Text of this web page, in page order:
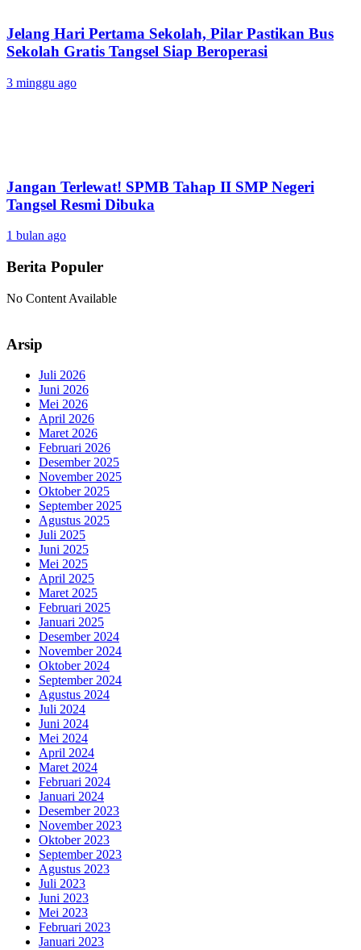
Jelang Hari Pertama Sekolah, Pilar Pastikan Bus
Sekolah Gratis Tangsel Siap Beroperasi
3 minggu ago
Jangan Terlewat! SPMB Tahap II SMP Negeri
Tangsel Resmi Dibuka
1 bulan ago
Berita Populer
No Content Available
Arsip
Juli 2026
Juni 2026
Mei 2026
April 2026
Maret 2026
Februari 2026
Desember 2025
November 2025
Oktober 2025
September 2025
Agustus 2025
Juli 2025
Juni 2025
Mei 2025
April 2025
Maret 2025
Februari 2025
Januari 2025
Desember 2024
November 2024
Oktober 2024
September 2024
Agustus 2024
Juli 2024
Juni 2024
Mei 2024
April 2024
Maret 2024
Februari 2024
Januari 2024
Desember 2023
November 2023
Oktober 2023
September 2023
Agustus 2023
Juli 2023
Juni 2023
Mei 2023
Februari 2023
Januari 2023